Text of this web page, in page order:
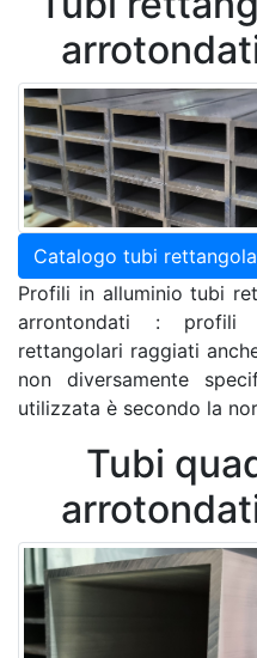
Catalogo tubi
Profili in alluminio tubi
arrontondati : profili
rettangolari raggiati
non diversamente
utilizzata è secondo la
Tubi